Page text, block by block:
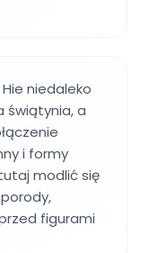
niedaleko
świątynia, a
i formy
modlić się
figurami